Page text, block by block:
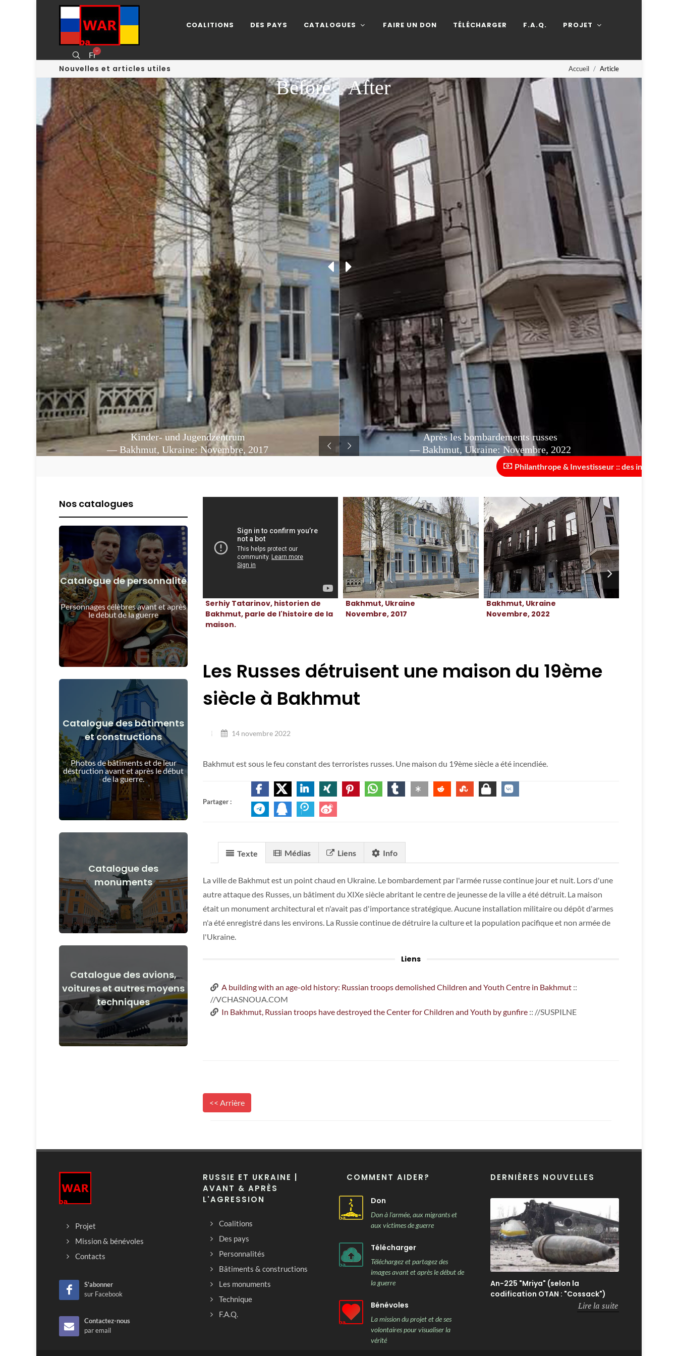
Fr
COALITIONS DES PAYS CATALOGUES FAIRE UN DON TÉLÉCHARGER F.A.Q. PROJET
Nouvelles et articles utiles Accueil Article
Après les bombardements russes
— Bakhmut, Ukraine: Novembre, 2022
After
Kinder- und Jugendzentrum
— Bakhmut, Ukraine: Novembre, 2017
Before
Philanthrope & Investisseur :: des investissements
Nos catalogues
Catalogue de personnalité
Personnages célèbres avant et après
le début de la guerre
Les gens avant et après le début de la
guerre
Voir les détails
Catalogue des bâtiments
et constructions
Photos de bâtiments et de leur
destruction avant et après le début
de la guerre.
Bâtiments, structures, objets avant
et après le début de la guerre
Voir les détails
Catalogue des
monuments
Monuments, œuvres d'art avant et
après le début de la guerre
Voir les détails
Catalogue des avions,
voitures et autres moyens
techniques
Avions, voitures, moyens techniques
avant et après le début de la guerre
Voir les détails
Serhiy Tatarinov, historien de
Bakhmut, parle de l'histoire de la
maison.
Bakhmut, Ukraine
Novembre, 2017
Bakhmut, Ukraine
Novembre, 2022
Les Russes détruisent une maison du 19ème
siècle à Bakhmut
14 novembre 2022
Bakhmut est sous le feu constant des terroristes russes. Une maison du 19ème siècle a été incendiée.
Partager :
Texte Médias Liens Info
La ville de Bakhmut est un point chaud en Ukraine. Le bombardement par l'armée russe continue jour et nuit. Lors d'une
autre attaque des Russes, un bâtiment du XIXe siècle abritant le centre de jeunesse de la ville a été détruit. La maison
était un monument architectural et n'avait pas d'importance stratégique. Aucune installation militaire ou dépôt d'armes
n'a été enregistré dans les environs. La Russie continue de détruire la culture et la population pacifique et non armée de
l'Ukraine.
Liens
A building with an age-old history: Russian troops demolished Children and Youth Centre in Bakhmut ::
//VCHASNOUA.COM
In Bakhmut, Russian troops have destroyed the Center for Children and Youth by gunfire :: //SUSPILNE
<< Arrière
Projet
Mission & bénévoles
Contacts
S'abonner
sur Facebook
Contactez-nous
par email
RUSSIE ET UKRAINE |
AVANT & APRÈS
L'AGRESSION
Coalitions
Des pays
Personnalités
Bâtiments & constructions
Les monuments
Technique
F.A.Q.
COMMENT AIDER?
Don
Don à l'armée, aux migrants et
aux victimes de guerre
Télécharger
Téléchargez et partagez des
images avant et après le début de
la guerre
Bénévoles
La mission du projet et de ses
volontaires pour visualiser la
vérité
DERNIÈRES NOUVELLES
An-225 "Mriya" (selon la
codification OTAN : "Cossack")
Lire la suite